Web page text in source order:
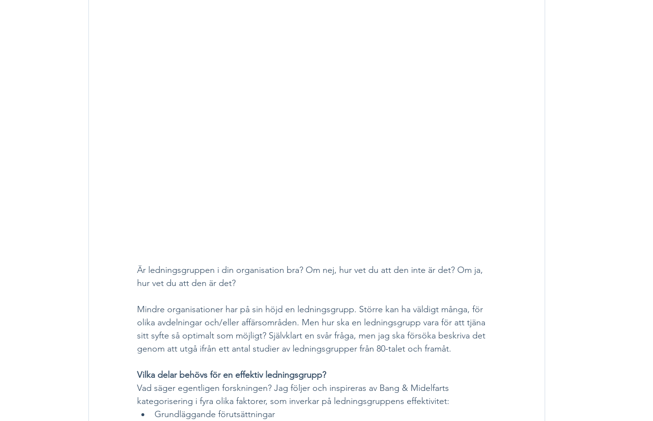
Är ledningsgruppen i din organisation bra? Om nej, hur vet du att den inte är det? Om ja,
hur vet du att den är det?
Mindre organisationer har på sin höjd en ledningsgrupp. Större kan ha väldigt många, för
olika avdelningar och/eller affärsområden. Men hur ska en ledningsgrupp vara för att tjäna
sitt syfte så optimalt som möjligt? Självklart en svår fråga, men jag ska försöka beskriva det
genom att utgå ifrån ett antal studier av ledningsgrupper från 80-talet och framåt.
Vilka delar behövs för en effektiv ledningsgrupp?
Vad säger egentligen forskningen? Jag följer och inspireras av Bang & Midelfarts
kategorisering i fyra olika faktorer, som inverkar på ledningsgruppens effektivitet:
Grundläggande förutsättningar